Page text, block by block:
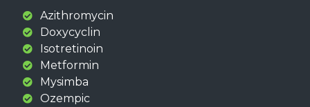
Azithromycin
Doxycyclin
Isotretinoin
Metformin
Mysimba
Ozempic